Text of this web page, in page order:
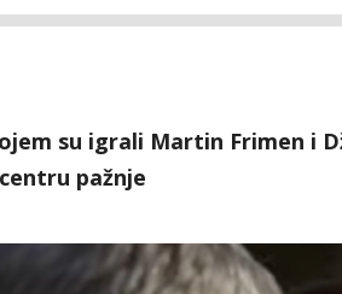
su igrali Martin Frimen i
pažnje